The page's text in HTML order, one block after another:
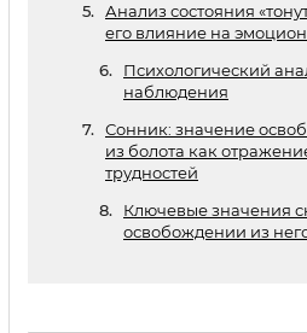
Анализ состояния
его влияние на
Психологический
наблюдения
Сонник: значение
из болота как
трудностей
Ключевые значения
освобождении из